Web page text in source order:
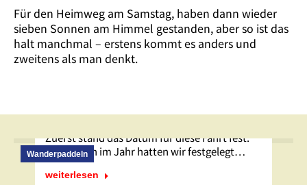
Für den Heimweg am Samstag, haben dann wieder
sieben Sonnen am Himmel gestanden, aber so ist das
halt manchmal – erstens kommt es anders und
zweitens als man denkt.
Wanderpaddeln
Mittsommernachtspaddeln
Zuerst stand das Datum für diese Fahrt fest.
Schon früh im Jahr hatten wir festgelegt…
weiterlesen